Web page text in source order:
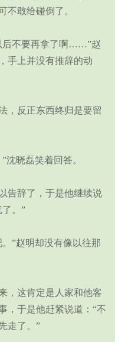
不敢给碰倒了。
不要再拿了啊……”赵
手上并没有推辞的动
反正东西终归是要留
晓磊笑着回答。
辞了，于是他继续说
。”
”赵明却没有像以往那
这肯定是人家和他客
，于是他赶紧说道：“不
走了。”